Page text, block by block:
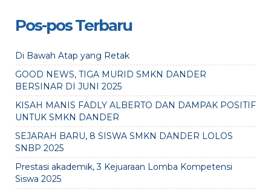
Pos-pos Terbaru
Di Bawah Atap yang Retak
GOOD NEWS, TIGA MURID SMKN DANDER
BERSINAR DI JUNI 2025
KISAH MANIS FADLY ALBERTO DAN DAMPAK POSITIF
UNTUK SMKN DANDER
SEJARAH BARU, 8 SISWA SMKN DANDER LOLOS
SNBP 2025
Prestasi akademik, 3 Kejuaraan Lomba Kompetensi
Siswa 2025